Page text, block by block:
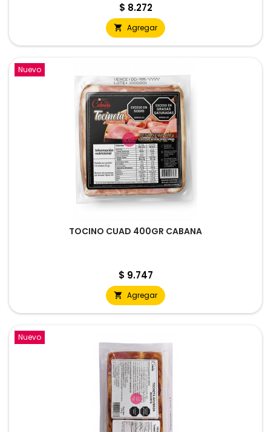
Precio
$ 8.272
 Agregar
Nuevo
TOCINO CUAD 400GR CABANA
Precio
$ 9.747
 Agregar
Nuevo